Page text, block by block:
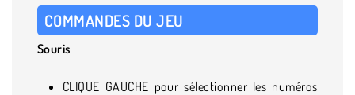
COMMANDES DU JEU
Souris
CLIQUE GAUCHE pour sélectionner les numéros